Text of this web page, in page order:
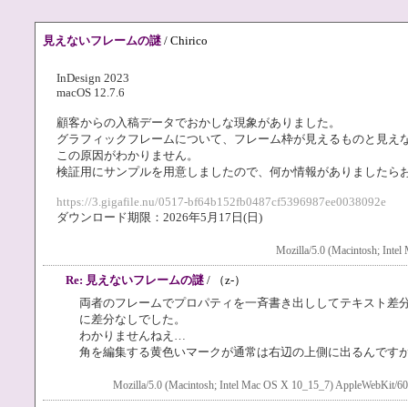
見えないフレームの謎 / Chirico
InDesign 2023
macOS 12.7.6
顧客からの入稿データでおかしな現象がありました。
グラフィックフレームについて、フレーム枠が見えるものと見え
この原因がわかりません。
検証用にサンプルを用意しましたので、何か情報がありましたら
https://3.gigafile.nu/0517-bf64b152fb0487cf5396987ee0038092e
ダウンロード期限：2026年5月17日(日)
Mozilla/5.0 (Macintosh; Intel
Re: 見えないフレームの謎 / （z-）
両者のフレームでプロパティを一斉書き出ししてテキスト差
に差分なしでした。
わかりませんねえ…
角を編集する黄色いマークが通常は右辺の上側に出るんです
Mozilla/5.0 (Macintosh; Intel Mac OS X 10_15_7) AppleWebKit/